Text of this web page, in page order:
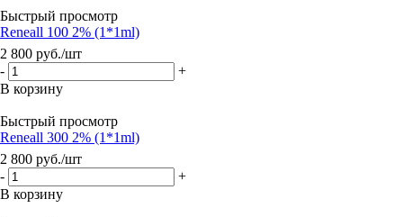
Быстрый просмотр
Reneall 100 2% (1*1ml)
2 800 руб./шт
-
+
В корзину
Быстрый просмотр
Reneall 300 2% (1*1ml)
2 800 руб./шт
-
+
В корзину